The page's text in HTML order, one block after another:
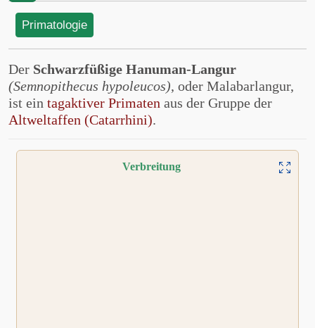
Primatologie
Der Schwarzfüßige Hanuman-Langur
(Semnopithecus hypoleucos), oder Malabarlangur,
ist ein tagaktiver Primaten aus der Gruppe der
Altweltaffen (Catarrhini).
Verbreitung